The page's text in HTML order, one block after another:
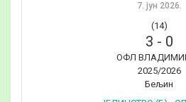
7. јун 2026.
(14)
3 - 0
ОФЛ
2025/2026
Бељин